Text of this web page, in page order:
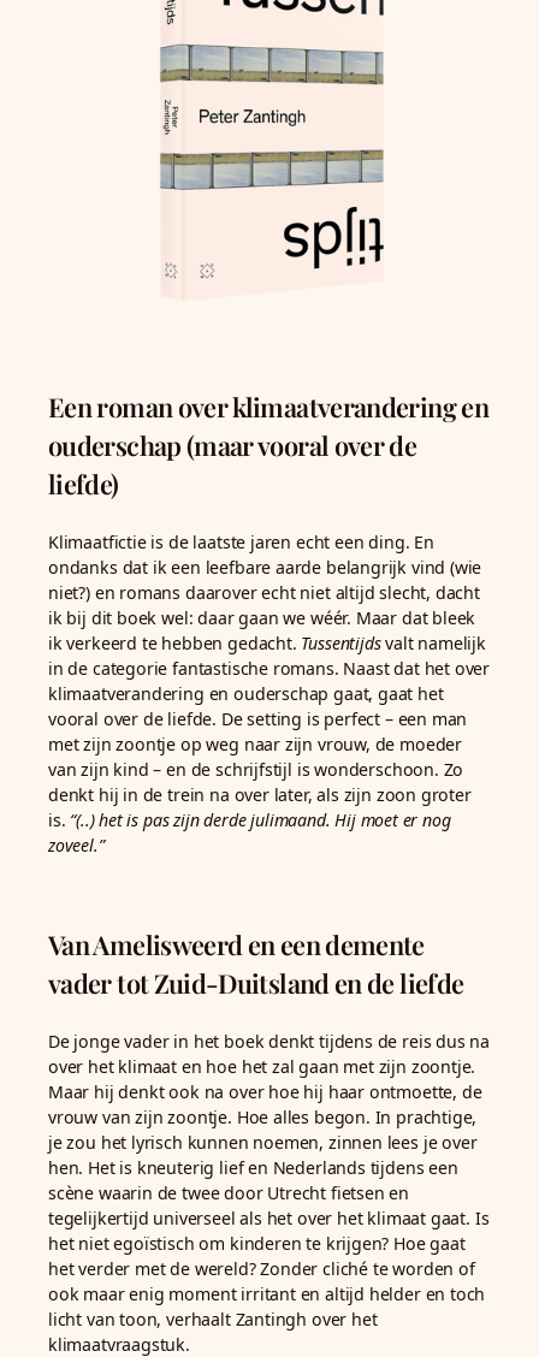
Een roman over klimaatverandering en
ouderschap (maar vooral over de
liefde)
Klimaatfictie is de laatste jaren echt een ding. En
ondanks dat ik een leefbare aarde belangrijk vind (wie
niet?) en romans daarover echt niet altijd slecht, dacht
ik bij dit boek wel: daar gaan we wéér. Maar dat bleek
ik verkeerd te hebben gedacht. Tussentijdsvalt namelijk
in de categorie fantastische romans. Naast dat het over
klimaatverandering en ouderschap gaat, gaat het
vooral over de liefde. De setting is perfect – een man
met zijn zoontje op weg naar zijn vrouw, de moeder
van zijn kind – en de schrijfstijl is wonderschoon. Zo
denkt hij in de trein na over later, als zijn zoon groter
is. “(..) het is pas zijn derde julimaand. Hij moet er nog
zoveel.”
Van Amelisweerd en een demente
vader tot Zuid-Duitsland en de liefde
De jonge vader in het boek denkt tijdens de reis dus na
over het klimaat en hoe het zal gaan met zijn zoontje.
Maar hij denkt ook na over hoe hij haar ontmoette, de
vrouw van zijn zoontje. Hoe alles begon. In prachtige,
je zou het lyrisch kunnen noemen, zinnen lees je over
hen. Het is kneuterig lief en Nederlands tijdens een
scène waarin de twee door Utrecht fietsen en
tegelijkertijd universeel als het over het klimaat gaat. Is
het niet egoïstisch om kinderen te krijgen? Hoe gaat
het verder met de wereld? Zonder cliché te worden of
ook maar enig moment irritant en altijd helder en toch
licht van toon, verhaalt Zantingh over het
klimaatvraagstuk.